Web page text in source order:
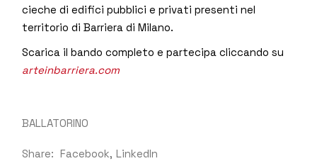
cieche di edifici pubblici e privati presenti nel
territorio di Barriera di Milano.
Scarica il bando completo e partecipa cliccando su
arteinbarriera.com
BALLATORINO
Share: Facebook LinkedIn